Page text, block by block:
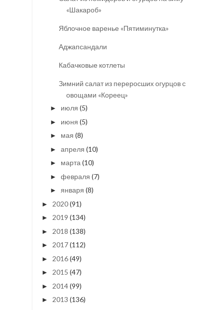
«Шакароб»
Яблочное варенье «Пятиминутка»
Аджапсандали
Кабачковые котлеты
Зимний салат из переросших огурцов с
овощами «Кореец»
► июля (5)
► июня (5)
► мая (8)
► апреля (10)
► марта (10)
► февраля (7)
► января (8)
► 2020(91)
► 2019 (134)
► 2018 (138)
► 2017(112)
► 2016(49)
► 2015 (47)
► 2014(99)
► 2013 (136)